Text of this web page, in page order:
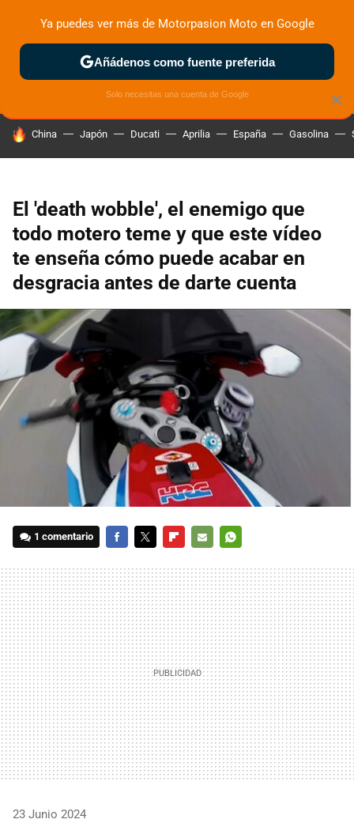
ZONA DE PRUEBAS DEPORTIVAS MOTOS ELÉCTRICAS
HOY SE HABLA DE
China Japón Ducati Aprilia España Gasolina
El 'death wobble', el enemigo que
todo motero teme y que este vídeo
te enseña cómo puede acabar en
desgracia antes de darte cuenta
1 comentario
MAIL
23 Junio 2024
×
Ya puedes ver más de Motorpasion Moto en Google
Añádenos como fuente preferida
Solo necesitas una cuenta de Google